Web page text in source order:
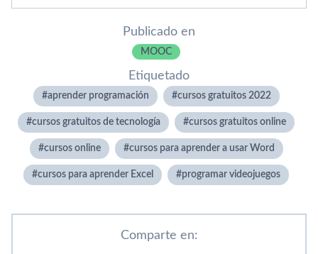
Publicado en
MOOC
Etiquetado
aprender programación cursos gratuitos 2022
cursos gratuitos de tecnología cursos gratuitos online
cursos online cursos para aprender a usar Word
cursos para aprender Excel programar videojuegos
Comparte en: